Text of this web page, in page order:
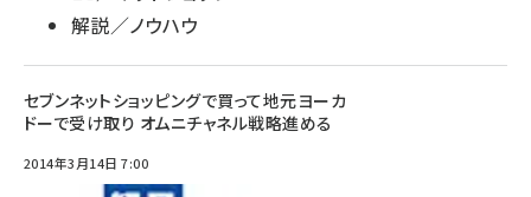
解説／ノウハウ
セブンネットショッピングで買って地元ヨーカ
ドーで受け取り オムニチャネル戦略進める
2014年3月14日 7:00